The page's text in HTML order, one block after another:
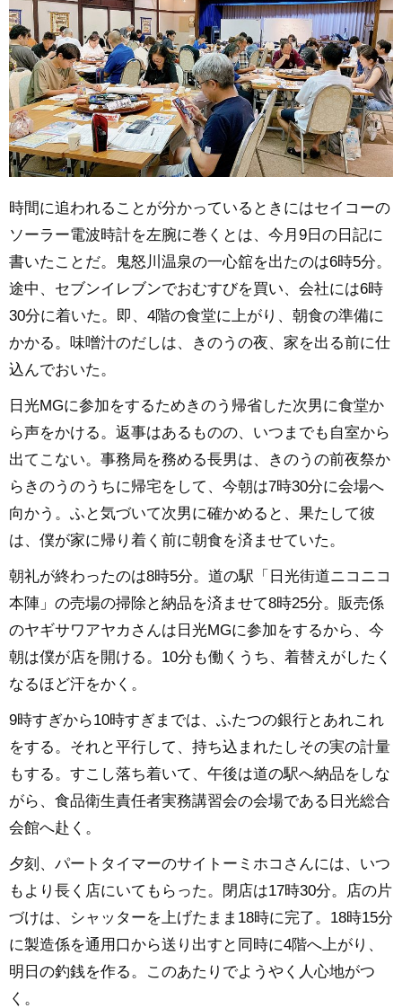
時間に追われることが分かっているときにはセイコーの
ソーラー電波時計を左腕に巻くとは、今月9日の日記に
書いたことだ。鬼怒川温泉の一心舘を出たのは6時5分。
途中、セブンイレブンでおむすびを買い、会社には6時
30分に着いた。即、4階の食堂に上がり、朝食の準備に
かかる。味噌汁のだしは、きのうの夜、家を出る前に仕
込んでおいた。
日光MGに参加をするためきのう帰省した次男に食堂か
ら声をかける。返事はあるものの、いつまでも自室から
出てこない。事務局を務める長男は、きのうの前夜祭か
らきのうのうちに帰宅をして、今朝は7時30分に会場へ
向かう。ふと気づいて次男に確かめると、果たして彼
は、僕が家に帰り着く前に朝食を済ませていた。
朝礼が終わったのは8時5分。道の駅「日光街道ニコニコ
本陣」の売場の掃除と納品を済ませて8時25分。販売係
のヤギサワアヤカさんは日光MGに参加をするから、今
朝は僕が店を開ける。10分も働くうち、着替えがしたく
なるほど汗をかく。
9時すぎから10時すぎまでは、ふたつの銀行とあれこれ
をする。それと平行して、持ち込まれたしその実の計量
もする。すこし落ち着いて、午後は道の駅へ納品をしな
がら、食品衛生責任者実務講習会の会場である日光総合
会館へ赴く。
夕刻、パートタイマーのサイトーミホコさんには、いつ
もより長く店にいてもらった。閉店は17時30分。店の片
づけは、シャッターを上げたまま18時に完了。18時15分
に製造係を通用口から送り出すと同時に4階へ上がり、
明日の釣銭を作る。このあたりでようやく人心地がつ
く。